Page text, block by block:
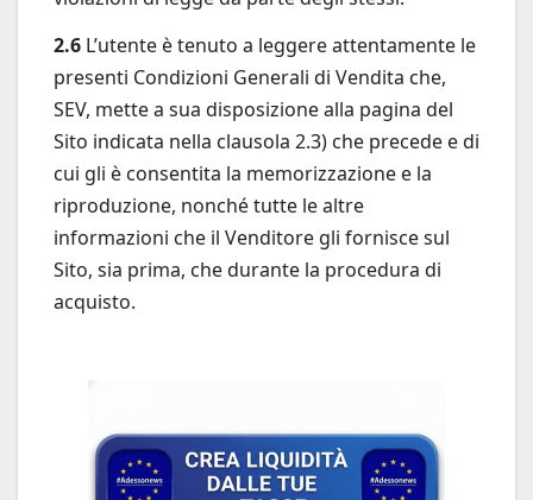
2.6 L’utente è tenuto a leggere attentamente le
presenti Condizioni Generali di Vendita che,
SEV, mette a sua disposizione alla pagina del
Sito indicata nella clausola 2.3) che precede e di
cui gli è consentita la memorizzazione e la
riproduzione, nonché tutte le altre
informazioni che il Venditore gli fornisce sul
Sito, sia prima, che durante la procedura di
acquisto.